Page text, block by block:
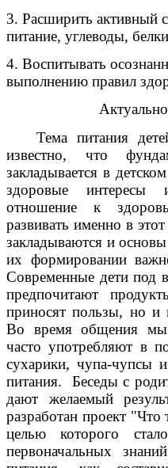
3. Расширить активный
питание, углеводы,
4. Воспитывать
выполнению правил
Тема питания
известно, что
закладывается в
здоровые интересы
отношение к
развивать именно в
закладываются и
их формировании
Современные дети под
предпочитают
приносят пользы, но и
Во время общения мы
часто употребляют в
сухарики, чупа-чупсы
питания. Беседы с
дают желаемый
разработан проект "Что
целью которого
первоначальных